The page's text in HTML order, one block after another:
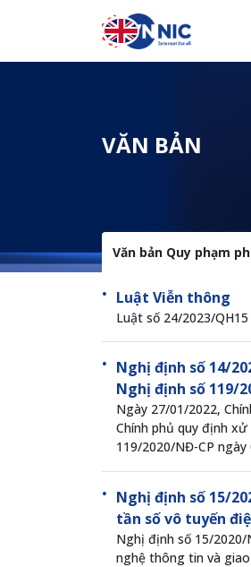
Nhảy đến nội dung
VĂN BẢN
Văn bản Quy phạm
Luật Viễn thông
Luật số 24/2023/
Nghị định số 14/
Nghị định số 119/
Ngày 27/01/2022,
Chính phủ quy định
119/2020/NĐ-CP
Nghị định số 15/
tần số vô tuyến
Nghị định số 15/
nghệ thông tin và